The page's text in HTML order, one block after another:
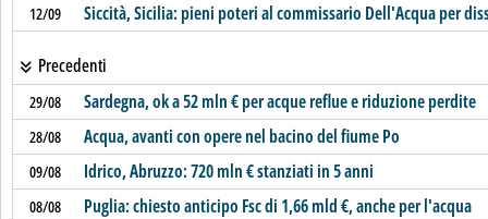
12/09 Siccità, Sicilia: pieni poteri al commissario Dell'Acqua per
Precedenti
29/08 Sardegna, ok a 52 mln € per acque reflue e riduzione perdite
28/08 Acqua, avanti con opere nel bacino del fiume Po
09/08 Idrico, Abruzzo: 720 mln € stanziati in 5 anni
08/08 Puglia: chiesto anticipo Fsc di 1,66 mld €, anche per l'acqua